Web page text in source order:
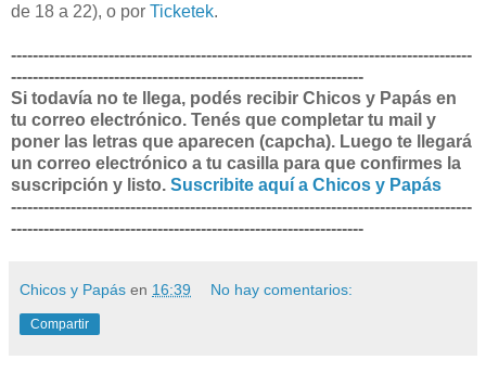
de 18 a 22), o por Ticketek.
-------------------------------------------------------------------------------------
-----------------------------------------------------------------
Si todavía no te llega, podés recibir Chicos y Papás en
tu correo electrónico. Tenés que completar tu mail y
poner las letras que aparecen (capcha). Luego te llegará
un correo electrónico a tu casilla para que confirmes la
suscripción y listo. Suscribite aquí a Chicos y Papás
-------------------------------------------------------------------------------------
-----------------------------------------------------------------
Chicos y Papás en 16:39 No hay comentarios:
Compartir